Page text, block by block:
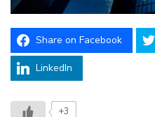
Share on Facebook
LinkedIn
+3